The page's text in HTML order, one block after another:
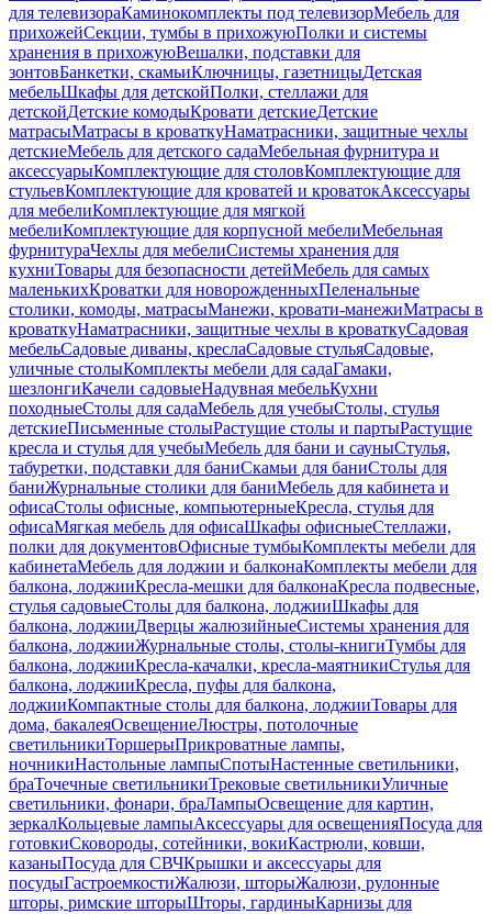
для телевизораКаминокомплекты под телевизорМебель для
прихожейСекции, тумбы в прихожуюПолки и системы
хранения в прихожуюВешалки, подставки для
зонтовБанкетки, скамьиКлючницы, газетницыДетская
мебельШкафы для детскойПолки, стеллажи для
детскойДетские комодыКровати детскиеДетские
матрасыМатрасы в кроваткуНаматрасники, защитные чехлы
детскиеМебель для детского садаМебельная фурнитура и
аксессуарыКомплектующие для столовКомплектующие для
стульевКомплектующие для кроватей и кроватокАксессуары
для мебелиКомплектующие для мягкой
мебелиКомплектующие для корпусной мебелиМебельная
фурнитураЧехлы для мебелиСистемы хранения для
кухниТовары для безопасности детейМебель для самых
маленькихКроватки для новорожденныхПеленальные
столики, комоды, матрасыМанежи, кровати-манежиМатрасы в
кроваткуНаматрасники, защитные чехлы в кроваткуСадовая
мебельСадовые диваны, креслаСадовые стульяСадовые,
уличные столыКомплекты мебели для садаГамаки,
шезлонгиКачели садовыеНадувная мебельКухни
походныеСтолы для садаМебель для учебыСтолы, стулья
детскиеПисьменные столыРастущие столы и партыРастущие
кресла и стулья для учебыМебель для бани и сауныСтулья,
табуретки, подставки для баниСкамьи для баниСтолы для
баниЖурнальные столики для баниМебель для кабинета и
офисаСтолы офисные, компьютерныеКресла, стулья для
офисаМягкая мебель для офисаШкафы офисныеСтеллажи,
полки для документовОфисные тумбыКомплекты мебели для
кабинетаМебель для лоджии и балконаКомплекты мебели для
балкона, лоджииКресла-мешки для балконаКресла подвесные,
стулья садовыеСтолы для балкона, лоджииШкафы для
балкона, лоджииДверцы жалюзийныеСистемы хранения для
балкона, лоджииЖурнальные столы, столы-книгиТумбы для
балкона, лоджииКресла-качалки, кресла-маятникиСтулья для
балкона, лоджииКресла, пуфы для балкона,
лоджииКомпактные столы для балкона, лоджииТовары для
дома, бакалеяОсвещениеЛюстры, потолочные
светильникиТоршерыПрикроватные лампы,
ночникиНастольные лампыСпотыНастенные светильники,
браТочечные светильникиТрековые светильникиУличные
светильники, фонари, браЛампыОсвещение для картин,
зеркалКольцевые лампыАксессуары для освещенияПосуда для
готовкиСковороды, сотейники, вокиКастрюли, ковши,
казаныПосуда для СВЧКрышки и аксессуары для
посудыГастроемкостиЖалюзи, шторыЖалюзи, рулонные
шторы, римские шторыШторы, гардиныКарнизы для